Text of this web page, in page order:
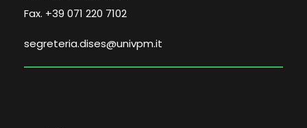
Fax. +39 071 220 7102
segreteria.dises@univpm.it